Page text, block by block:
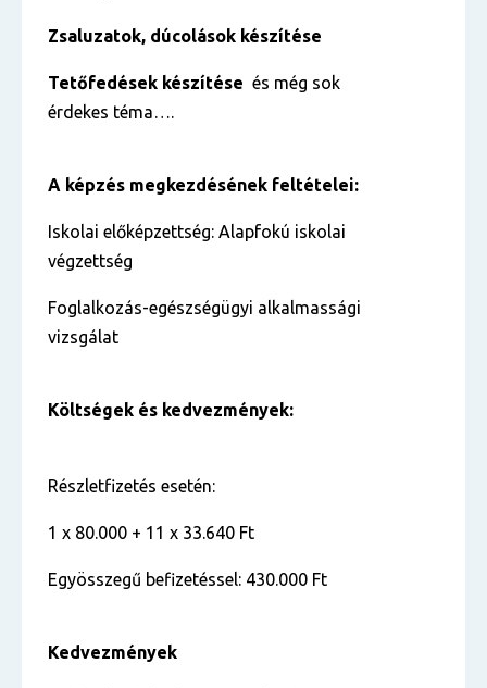
Zsaluzatok, dúcolások készítése
Tetőfedések készítése és még sok
érdekes téma….
A képzés megkezdésének feltételei:
Iskolai előképzettség: Alapfokú iskolai
végzettség
Foglalkozás-egészségügyi alkalmassági
vizsgálat
Költségek és kedvezmények:
Részletfizetés esetén:
1 x 80.000 + 11 x 33.640 Ft
Egyösszegű befizetéssel: 430.000 Ft
Kedvezmények